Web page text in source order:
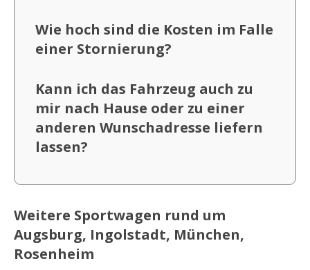
Wie hoch sind die Kosten im Falle
einer Stornierung?
Kann ich das Fahrzeug auch zu
mir nach Hause oder zu einer
anderen Wunschadresse liefern
lassen?
Weitere Sportwagen rund um
Augsburg, Ingolstadt, München,
Rosenheim